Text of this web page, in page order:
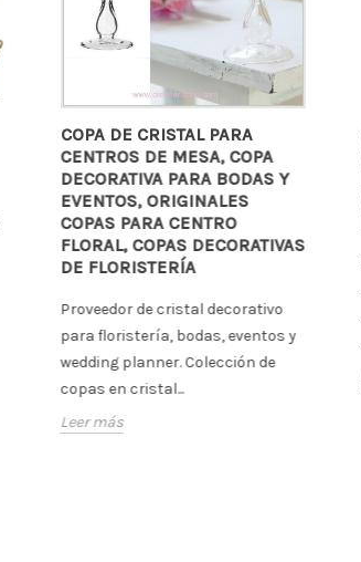
COPA DE CRISTAL PARA
CENTROS DE MESA, COPA
DECORATIVA PARA BODAS Y
EVENTOS, ORIGINALES
COPAS PARA CENTRO
FLORAL, COPAS DECORATIVAS
DE FLORISTERÍA
Proveedor de cristal decorativo
para floristería, bodas, eventos y
wedding planner. Colección de
copas en cristal...
Leer más